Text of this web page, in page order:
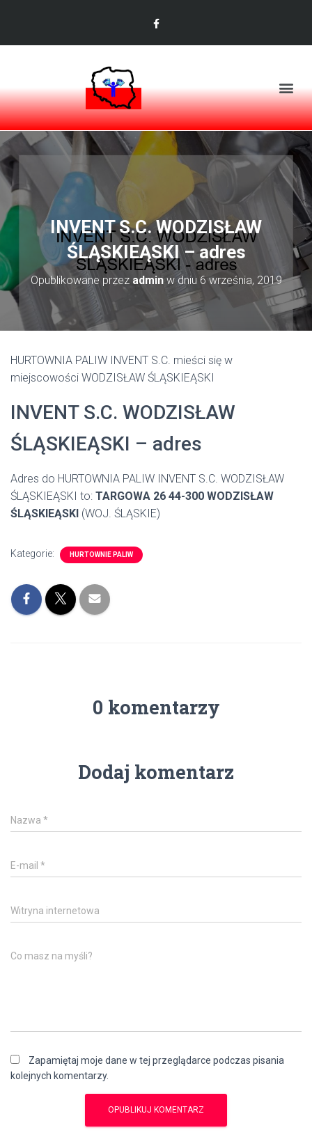
INVENT S.C. WODZISŁAW
ŚLĄSKIEĄSKI – adres
Opublikowane przez adminw dniu 6 września, 2019
HURTOWNIA PALIW INVENT S.C. mieści się w
miejscowości WODZISŁAW ŚLĄSKIEĄSKI
INVENT S.C. WODZISŁAW
ŚLĄSKIEĄSKI – adres
Adres do HURTOWNIA PALIW INVENT S.C. WODZISŁAW
ŚLĄSKIEĄSKI to: TARGOWA 26 44-300 WODZISŁAW
ŚLĄSKIEĄSKI (WOJ. ŚLĄSKIE)
Kategorie: HURTOWNIE PALIW
0 komentarzy
Dodaj komentarz
Nazwa *
E-mail *
Witryna internetowa
Co masz na myśli?
Zapamiętaj moje dane w tej przeglądarce podczas pisania
kolejnych komentarzy.